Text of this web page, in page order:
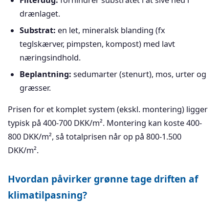
drænlaget.
Substrat: en let, mineralsk blanding (fx
teglskærver, pimpsten, kompost) med lavt
næringsindhold.
Beplantning: sedumarter (stenurt), mos, urter og
græsser.
Prisen for et komplet system (ekskl. montering) ligger
typisk på 400-700 DKK/m². Montering kan koste 400-
800 DKK/m², så totalprisen når op på 800-1.500
DKK/m².
Hvordan påvirker grønne tage driften af
klimatilpasning?